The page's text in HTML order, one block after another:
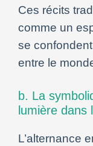
Ces récits
comme un
se
entre le
b. La
lumière dans
L’alternance